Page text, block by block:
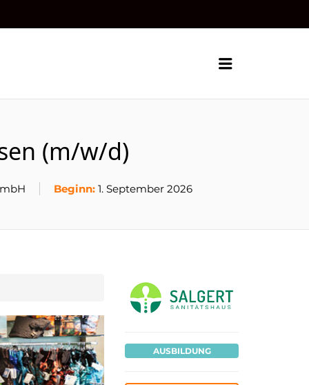
Menu
(m/w/d)
Beginn: 1. September 2026
AUSBILDUNG